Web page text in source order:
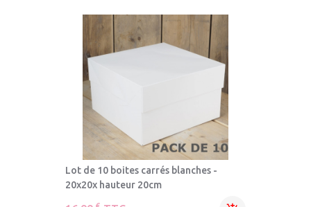
Lot de 10 boites carrés blanches -
20x20x hauteur 20cm